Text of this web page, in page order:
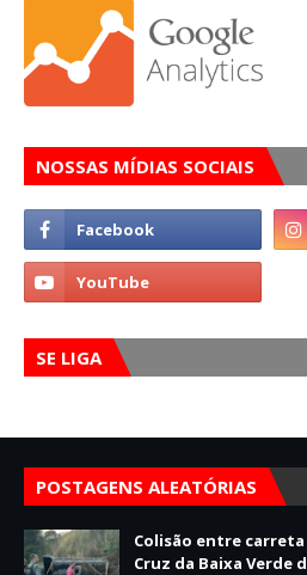
NOSSAS MÍDIAS SOCIAIS
SE LIGA
POSTAGENS ALEATÓRIAS
Colisão entre
Cruz da Baixa Verde